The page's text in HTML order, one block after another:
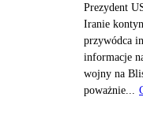
Prezydent
Iranie
przywódca
informacje
wojny na
poważnie...